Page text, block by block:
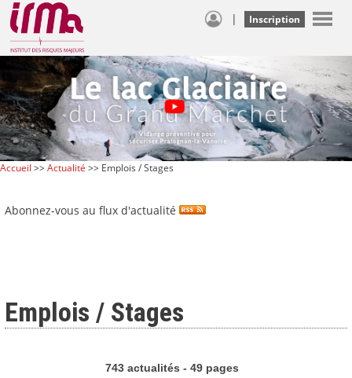
| Inscription
Accueil >>Actualité >> Emplois / Stages
Abonnez-vous au flux d'actualité
Emplois / Stages
743 actualités - 49 pages